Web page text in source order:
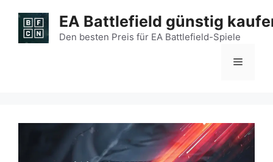
Inhalt
springen
EA Battlefield günstig
Den besten Preis für EA Battlefield-Spiele
Menü